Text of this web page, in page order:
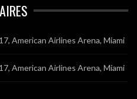
American Airlines Arena, Miami
American Airlines Arena, Miami